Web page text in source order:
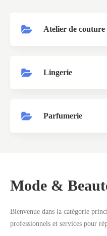
Atelier de couture
Lingerie
Parfumerie
Mode &
Bienvenue dans la catégorie
professionnels et services pour